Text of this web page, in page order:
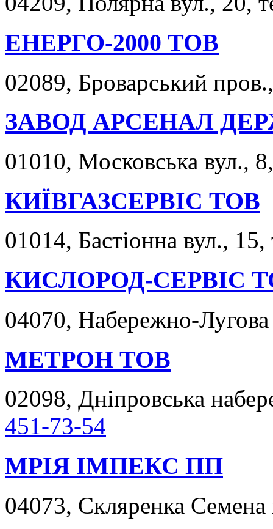
ЕНЕРГО-2000 ТОВ
02089, Броварський
ЗАВОД АРСЕНАЛ
01010, Московська вул.,
КИЇВГАЗСЕРВІС ТОВ
01014, Бастіонна вул.,
КИСЛОРОД-СЕРВІС
04070, Набережно-
МЕТРОН ТОВ
02098, Дніпровська
451-73-54
МРІЯ ІМПЕКС ПП
04073, Скляренка